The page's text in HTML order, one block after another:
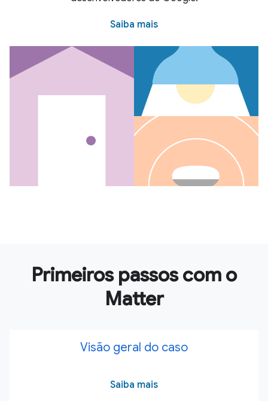
Saiba mais
Primeiros passos com o
Matter
Visão geral do caso
Saiba mais